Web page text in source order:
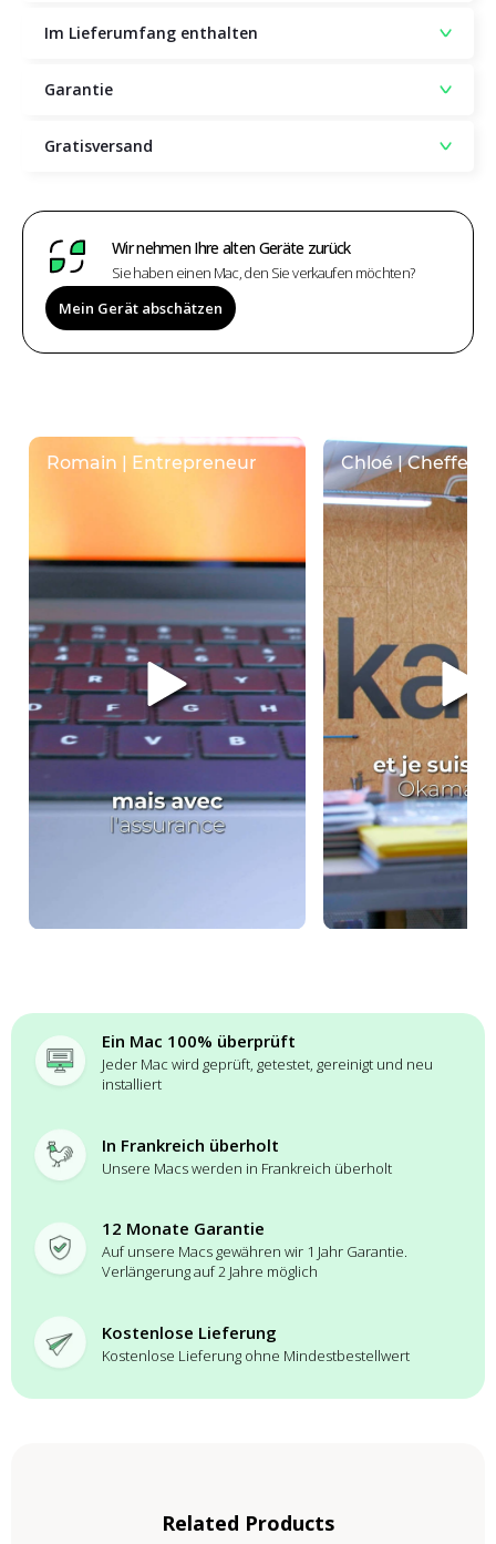
Im Lieferumfang enthalten
Garantie
Gratisversand
Wir nehmen Ihre alten Geräte zurück
Sie haben einen Mac, den Sie verkaufen möchten?
Mein Gerät abschätzen
Ein Mac 100% überprüft
Jeder Mac wird geprüft, getestet, gereinigt und neu
installiert
In Frankreich überholt
Unsere Macs werden in Frankreich überholt
12 Monate Garantie
Auf unsere Macs gewähren wir 1 Jahr Garantie.
Verlängerung auf 2 Jahre möglich
Kostenlose Lieferung
Kostenlose Lieferung ohne Mindestbestellwert
Related Products